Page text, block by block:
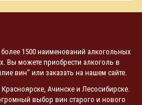
1500 наименований алкогольных
Вы можете приобрести алкоголь в
вин" или заказать на нашем сайте.
Ачинске и Лесосибирске.
выбор вин старого и нового